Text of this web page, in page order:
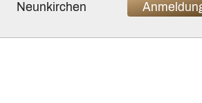
Neunkirchen